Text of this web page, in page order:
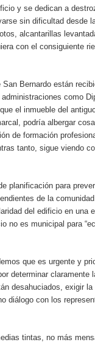
y se dedican a
sin dificultad desde
alcantarillas
con el consiguiente
Bernardo están
como
el inmueble del
podría albergar
de formación
tanto, sigue viendo
planificación para
de la
del edificio en una
es municipal para
que es urgente y
determinar claramente
desahuciados, exigir la
diálogo con los
tintas, no más